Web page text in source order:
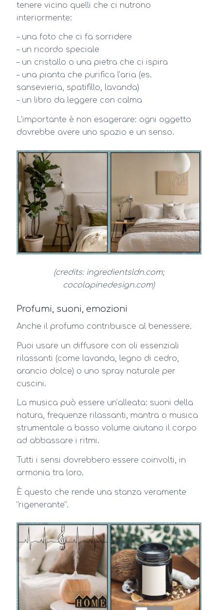
tenere vicino quelli che ci nutrono
interiormente:
– una foto che ci fa sorridere
– un ricordo speciale
– un cristallo o una pietra che ci ispira
– una pianta che purifica l’aria (es.
sansevieria, spatifillo, lavanda)
– un libro da leggere con calma
L’importante è non esagerare: ogni oggetto
dovrebbe avere uno spazio e un senso.
(credits: ingredientsldn.com;
cocolapinedesign.com)
Profumi, suoni, emozioni
Anche il profumo contribuisce al benessere.
Puoi usare un diffusore con oli essenziali
rilassanti (come lavanda, legno di cedro,
arancio dolce) o uno spray naturale per
cuscini.
La musica può essere un’alleata: suoni della
natura, frequenze rilassanti, mantra o musica
strumentale a basso volume aiutano il corpo
ad abbassare i ritmi.
Tutti i sensi dovrebbero essere coinvolti, in
armonia tra loro.
È questo che rende una stanza veramente
“rigenerante”.